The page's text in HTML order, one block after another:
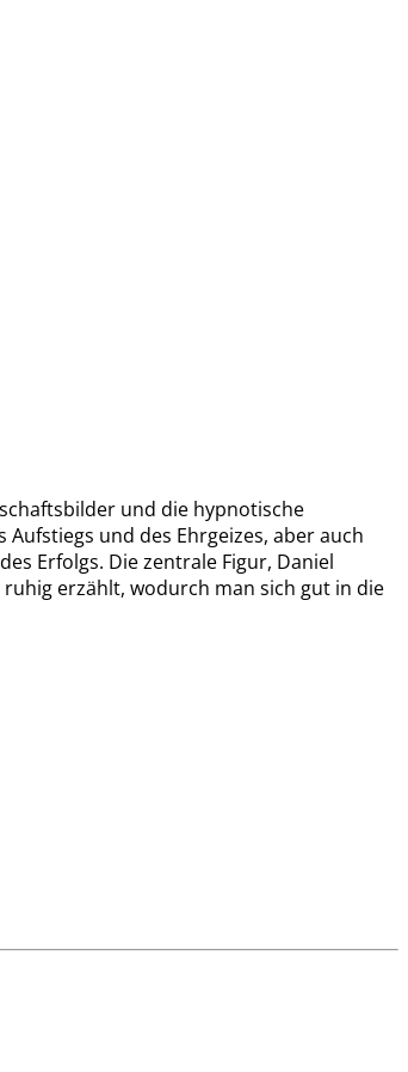
und die hypnotische
und des Ehrgeizes, aber auch
Erfolgs. Die zentrale Figur, Daniel
erzählt, wodurch man sich gut in die